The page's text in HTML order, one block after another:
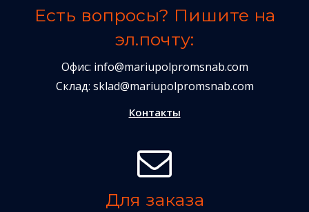
Есть вопросы? Пишите на
эл.почту:
Офис: info@mariupolpromsnab.com
Склад: sklad@mariupolpromsnab.com
Контакты
Для заказа